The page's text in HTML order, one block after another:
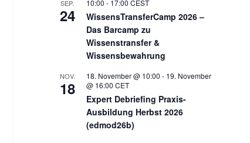
SEP.
24
10:00 - 17:00 CEST
WissensTransferCamp 2026 –
Das Barcamp zu
Wissenstransfer &
Wissensbewahrung
NOV.
18
18. November @ 10:00 - 19. November
@ 16:00 CET
Expert Debriefing Praxis-
Ausbildung Herbst 2026
(edmod26b)